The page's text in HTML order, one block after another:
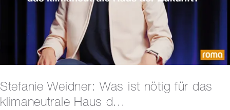
Stefanie Weidner: Was ist nötig für das
klimaneutrale Haus d...